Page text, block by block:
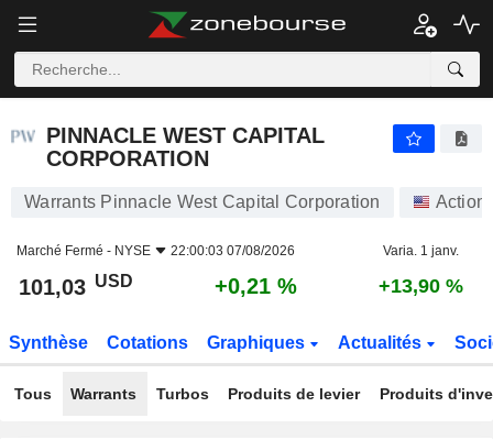
PINNACLE WEST CAPITAL
CORPORATION
Warrants Pinnacle West Capital Corporation
Marché Fermé - NYSE 22:00:03 07/08/2026 Varia. 1 janv.
101,03 USD +0,21 % +13,90 %
Synthèse Cotations Graphiques Actualités
Tous Warrants Turbos Produits de levier Produits